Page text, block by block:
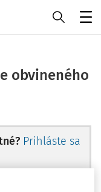
obvineného
Prihláste sa